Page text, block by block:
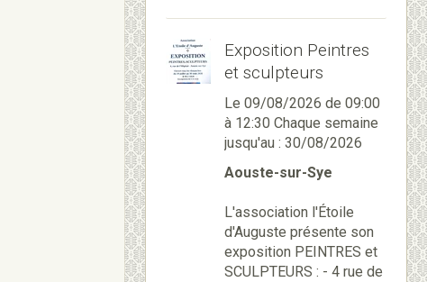
Exposition Peintres
et sculpteurs
Le 09/08/2026 de 09:00
à 12:30 Chaque semaine
jusqu'au : 30/08/2026
Aouste-sur-Sye
L'association l'Étoile
d'Auguste présente son
exposition PEINTRES et
SCULPTEURS : - 4 rue de